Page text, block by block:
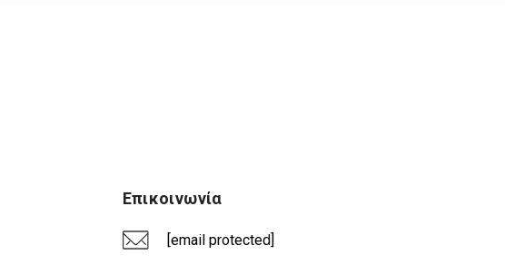
Επικοινωνία
[email protected]